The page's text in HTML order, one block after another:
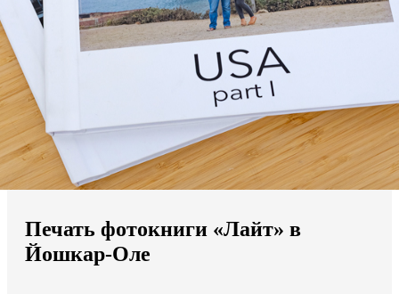
Мы доставляем по всему миру
Продолжить без города
Печать фотокниги «Лайт» в
Йошкар-Оле